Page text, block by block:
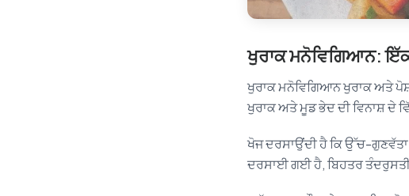
ਖੁਰਾਕ ਮਨੋਵਿਗਿਆਨ:
ਖੁਰਾਕ ਮਨੋਵਿਗਿਆਨ ਖੁਰਾਕ ਅਤੇ
ਖੁਰਾਕ ਅਤੇ ਮੂਡ ਭੇਦ ਦੀ ਵਿਨਾਸ਼ ਦੇ
ਖੋਜ ਦਰਸਾਉਂਦੀ ਹੈ ਕਿ ਉੱਚ-
ਦਰਸਾਈ ਗਈ ਹੈ, ਬਿਹਤਰ ਤੰਦਰੁਸਤੀ